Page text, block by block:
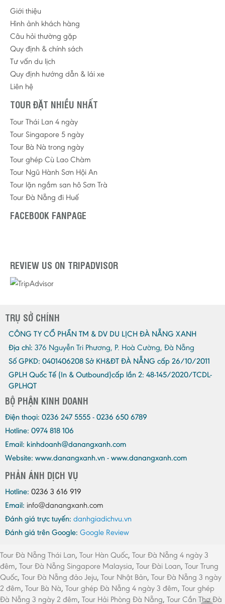
Giới thiệu
Hình ảnh khách hàng
Câu hỏi thường gặp
Quy định & chính sách
Tư vấn du lịch
Quy định hướng dẫn & lái xe
Liên hệ
TOUR ĐẶT NHIỀU NHẤT
Tour Thái Lan 4 ngày
Tour Singapore 5 ngày
Tour Bà Nà trong ngày
Tour ghép Cù Lao Chàm
Tour Ngũ Hành Sơn Hội An
Tour lặn ngắm san hô Sơn Trà
Tour Đà Nẵng đi Huế
FACEBOOK FANPAGE
REVIEW US ON TRIPADVISOR
TRỤ SỞ CHÍNH
CÔNG TY CỔ PHẦN TM & DV DU LỊCH ĐÀ NẴNG XANH
Địa chỉ: 376 Nguyễn Tri Phương, P. Hoà Cường, Đà Nẵng
Số GPKD: 0401406208 Sở KH&ĐT ĐÀ NẴNG cấp 26/10/2011
GPLH Quốc Tế (In & Outbound)cấp lần 2: 48-145/2020/TCDL-
GPLHQT
BỘ PHẬN KINH DOANH
Điện thoại: 0236 247 5555 - 0236 650 6789
Hotline: 0974 818 106
Email: kinhdoanh@danangxanh.com
Website: www.danangxanh.vn - www.danangxanh.com
PHẢN ÁNH DỊCH VỤ
Hotline: 0236 3 616 919
Email: info@danangxanh.com
Đánh giá trực tuyến: danhgiadichvu.vn
Đánh giá trên Google: Google Review
Tour Đà Nẵng Thái Lan, Tour Hàn Quốc, Tour Đà Nẵng 4 ngày 3
đêm, Tour Đà Nẵng Singapore Malaysia, Tour Đài Loan, Tour Trung
Quốc, Tour Đà Nẵng đảo Jeju, Tour Nhật Bản, Tour Đà Nẵng 3 ngày
2 đêm, Tour Bà Nà, Tour ghép Đà Nẵng 4 ngày 3 đêm, Tour ghép
Đà Nẵng 3 ngày 2 đêm, Tour Hải Phòng Đà Nẵng, Tour Cần Thơ Đà